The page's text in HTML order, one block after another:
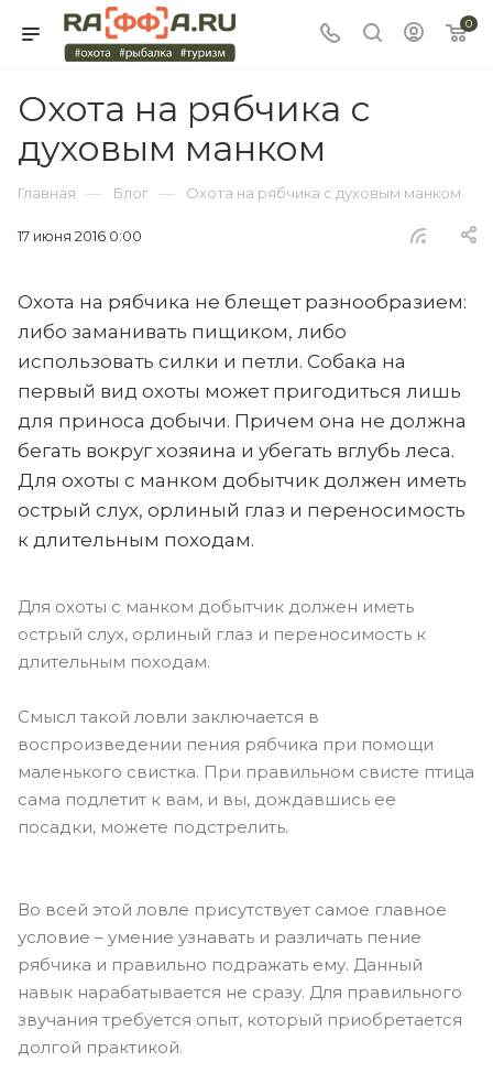
0
Охота на рябчика с
духовым манком
Главная — Блог — Охота на рябчика с духовым манком
17 июня 2016 0:00
Охота на рябчика не блещет разнообразием:
либо заманивать пищиком, либо
использовать силки и петли. Собака на
первый вид охоты может пригодиться лишь
для приноса добычи. Причем она не должна
бегать вокруг хозяина и убегать вглубь леса.
Для охоты с манком добытчик должен иметь
острый слух, орлиный глаз и переносимость
к длительным походам.
Для охоты с манком добытчик должен иметь
острый слух, орлиный глаз и переносимость к
длительным походам.
Смысл такой ловли заключается в
воспроизведении пения рябчика при помощи
маленького свистка. При правильном свисте птица
сама подлетит к вам, и вы, дождавшись ее
посадки, можете подстрелить.
Во всей этой ловле присутствует самое главное
условие – умение узнавать и различать пение
рябчика и правильно подражать ему. Данный
навык нарабатывается не сразу. Для правильного
звучания требуется опыт, который приобретается
долгой практикой.